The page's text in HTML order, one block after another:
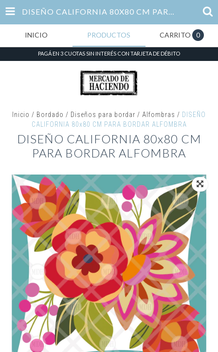
DISEÑO CALIFORNIA 80X80 CM PARA BORDAR ALFOMBRA
INICIO PRODUCTOS CARRITO 0
PAGÁ EN 3 CUOTAS SIN INTERÉS CON TARJETA DE DÉBITO
Inicio / Bordado / Diseños para bordar / Alfombras / DISEÑO
CALIFORNIA 80x80 CM PARA BORDAR ALFOMBRA
DISEÑO CALIFORNIA 80x80 CM
PARA BORDAR ALFOMBRA